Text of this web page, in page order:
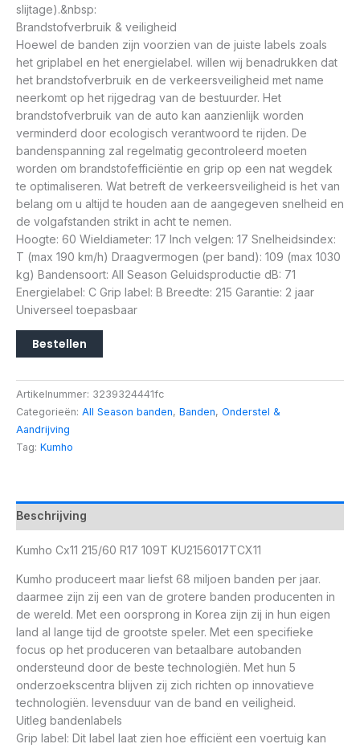
slijtage).&nbsp:
Brandstofverbruik & veiligheid
Hoewel de banden zijn voorzien van de juiste labels zoals
het griplabel en het energielabel. willen wij benadrukken dat
het brandstofverbruik en de verkeersveiligheid met name
neerkomt op het rijgedrag van de bestuurder. Het
brandstofverbruik van de auto kan aanzienlijk worden
verminderd door ecologisch verantwoord te rijden. De
bandenspanning zal regelmatig gecontroleerd moeten
worden om brandstofefficiëntie en grip op een nat wegdek
te optimaliseren. Wat betreft de verkeersveiligheid is het van
belang om u altijd te houden aan de aangegeven snelheid en
de volgafstanden strikt in acht te nemen.
Hoogte: 60 Wieldiameter: 17 Inch velgen: 17 Snelheidsindex:
T (max 190 km/h) Draagvermogen (per band): 109 (max 1030
kg) Bandensoort: All Season Geluidsproductie dB: 71
Energielabel: C Grip label: B Breedte: 215 Garantie: 2 jaar
Universeel toepasbaar
Bestellen
Artikelnummer: 3239324441fc
Categorieën: All Season banden, Banden, Onderstel &
Aandrijving
Tag: Kumho
Beschrijving
Kumho Cx11 215/60 R17 109T KU2156017TCX11
Kumho produceert maar liefst 68 miljoen banden per jaar.
daarmee zijn zij een van de grotere banden producenten in
de wereld. Met een oorsprong in Korea zijn zij in hun eigen
land al lange tijd de grootste speler. Met een specifieke
focus op het produceren van betaalbare autobanden
ondersteund door de beste technologiën. Met hun 5
onderzoekscentra blijven zij zich richten op innovatieve
technologiën. levensduur van de band en veiligheid.
Uitleg bandenlabels
Grip label: Dit label laat zien hoe efficiënt een voertuig kan